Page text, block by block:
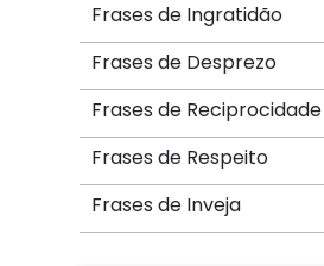
Frases de Ingratidão
Frases de Desprezo
Frases de Reciprocidade
Frases de Respeito
Frases de Inveja